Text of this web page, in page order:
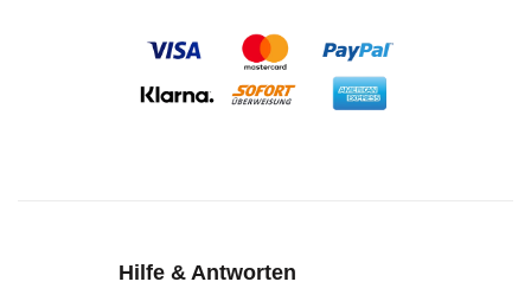
Hilfe & Antworten